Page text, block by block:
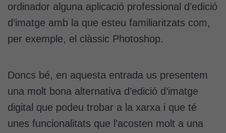
ordinador alguna aplicació professional d’edició
d’imatge amb la que esteu familiaritzats com,
per exemple, el clàssic Photoshop.
Doncs bé, en aquesta entrada us presentem
una molt bona alternativa d’edició d’imatge
digital que podeu trobar a la xarxa i que té
unes funcionalitats que l’acosten molt a una